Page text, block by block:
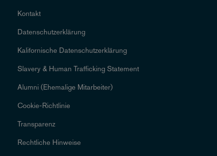
Kontakt
Datenschutzerklärung
Kalifornische Datenschutzerklärung
Slavery & Human Trafficking Statement
Alumni (Ehemalige Mitarbeiter)
Cookie-Richtlinie
Transparenz
Rechtliche Hinweise